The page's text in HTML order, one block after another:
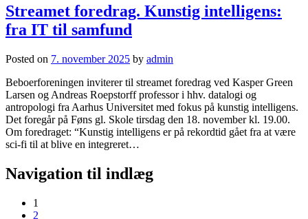
Streamet foredrag. Kunstig intelligens:
fra IT til samfund
Posted on 7. november 2025 by admin
Beboerforeningen inviterer til streamet foredrag ved Kasper Green
Larsen og Andreas Roepstorff professor i hhv. datalogi og
antropologi fra Aarhus Universitet med fokus på kunstig intelligens.
Det foregår på Føns gl. Skole tirsdag den 18. november kl. 19.00.
Om foredraget: “Kunstig intelligens er på rekordtid gået fra at være
sci-fi til at blive en integreret…
Navigation til indlæg
1
2